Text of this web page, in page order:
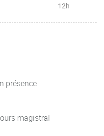
12h
présence
magistral